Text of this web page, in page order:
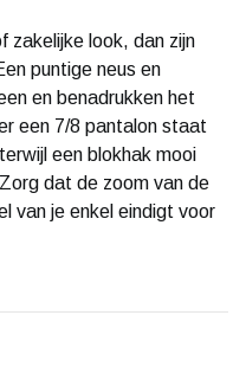
zakelijke look, dan zijn
puntige neus en
en benadrukken het
een 7/8 pantalon staat
een blokhak mooi
dat de zoom van de
van je enkel eindigt voor